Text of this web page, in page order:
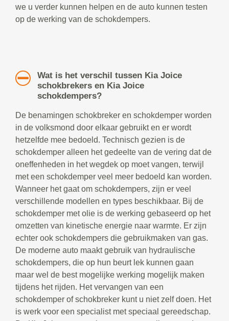
we u verder kunnen helpen en de auto kunnen testen
op de werking van de schokdempers.
Wat is het verschil tussen Kia Joice
schokbrekers en Kia Joice
schokdempers?
De benamingen schokbreker en schokdemper worden
in de volksmond door elkaar gebruikt en er wordt
hetzelfde mee bedoeld. Technisch gezien is de
schokdemper alleen het gedeelte van de vering dat de
oneffenheden in het wegdek op moet vangen, terwijl
met een schokdemper veel meer bedoeld kan worden.
Wanneer het gaat om schokdempers, zijn er veel
verschillende modellen en types beschikbaar. Bij de
schokdemper met olie is de werking gebaseerd op het
omzetten van kinetische energie naar warmte. Er zijn
echter ook schokdempers die gebruikmaken van gas.
De moderne auto maakt gebruik van hydraulische
schokdempers, die op hun beurt lek kunnen gaan
maar wel de best mogelijke werking mogelijk maken
tijdens het rijden. Het vervangen van een
schokdemper of schokbreker kunt u niet zelf doen. Het
is werk voor een specialist met speciaal gereedschap.